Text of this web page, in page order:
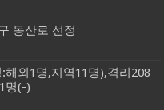
동산로 선정
외1명,지역11명),격리208
명(-)